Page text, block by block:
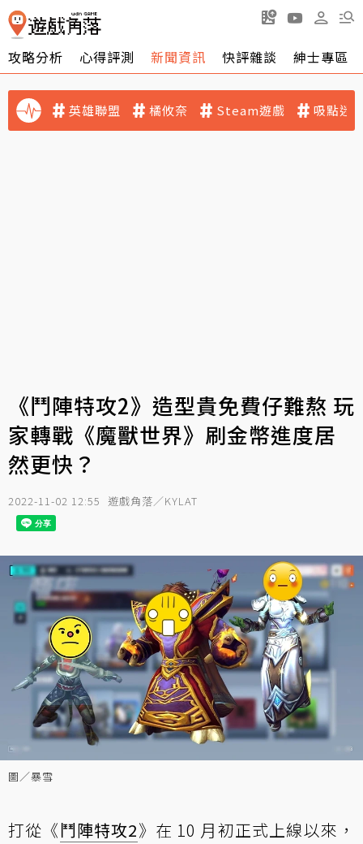
攻略分析 心得評測 新聞資訊 快評雜談 紳士專區
英雄聯盟 橘攸奈 Steam遊戲 吸點迷
《鬥陣特攻2》造型貴免費仔難熬 玩
家轉戰《魔獸世界》刷金幣進度居
然更快？
2022-11-02 12:55 遊戲角落／KYLAT
圖／暴雪
打從《鬥陣特攻2》在 10 月初正式上線以來，